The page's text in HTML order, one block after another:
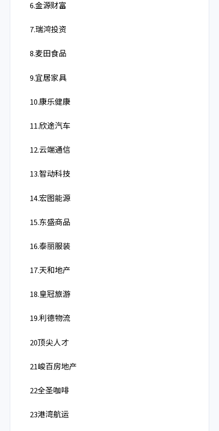
6.金源财富
7.瑞鸿投资
8.麦田食品
9.宜居家具
10.康乐健康
11.欣途汽车
12.云端通信
13.智动科技
14.宏图能源
15.东盛商品
16.泰丽服装
17.天和地产
18.皇冠旅游
19.利德物流
20顶尖人才
21峻百房地产
22全圣咖啡
23港湾航运